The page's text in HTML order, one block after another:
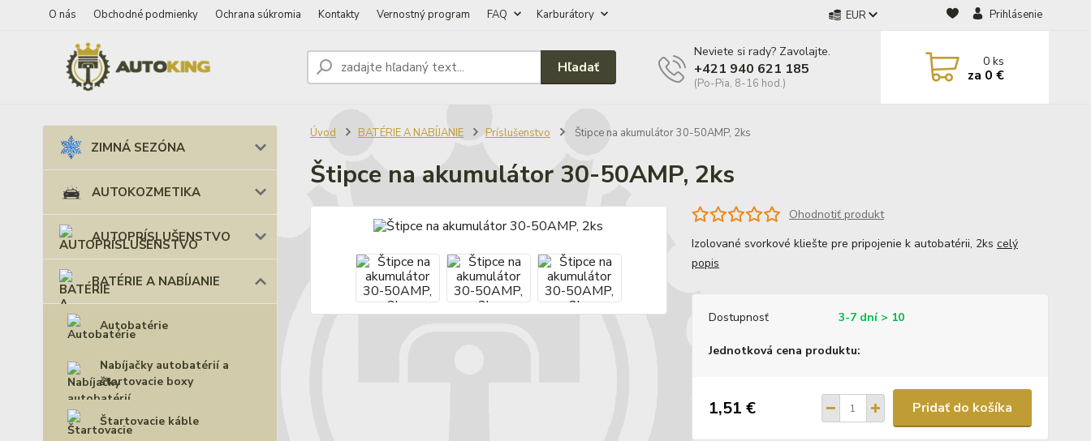
O nás Obchodné podmienky Ochrana súkromia Kontakty Vernostný program FAQ Karburátory EUR Prihlásenie
Hľadať
Neviete si rady? Zavolajte.
+421 940 621 185
(Po-Pia, 8-16 hod.)
0ks
za 0 €
ZIMNÁ SEZÓNA
AUTOKOZMETIKA
AUTOPRÍSLUŠENSTVO
BATÉRIE A NABÍJANIE
Autobatérie
Nabíjačky autobatérií a
štartovacie boxy
Štartovacie káble
Úvod BATÉRIE A NABÍJANIE Príslušenstvo Štipce na akumulátor 30-50AMP, 2ks
Štipce na akumulátor 30-50AMP, 2ks
Ohodnotiť produkt
Izolované svorkové kliešte pre pripojenie k autobatérii, 2ks celý
popis
Dostupnosť 3-7 dní > 10
Jednotková cena produktu:
1,51 € Pridať do košíka